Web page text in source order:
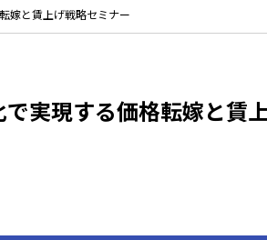
嫁と賃上げ戦略セミナー
実現する価格転嫁と賃